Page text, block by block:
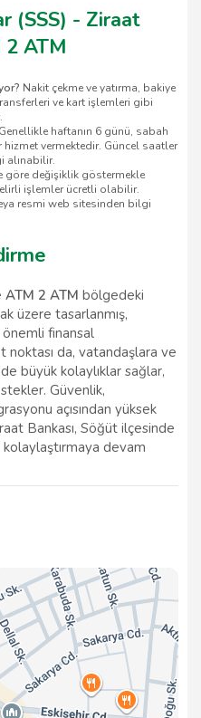
(SSS) - Ziraat
ATM
Nakit çekme ve yatırma, bakiye
ve kart işlemleri gibi
Genellikle haftanın 6 günü, sabah
vermektedir. Güncel saatler
alınabilir.
göre değişiklik göstermekle
işlemler ücretli olabilir.
resmi web sitesinden bilgi
ATM 2 ATM bölgedeki
üzere tasarlanmış,
önemli finansal
noktası da, vatandaşlara ve
büyük kolaylıklar sağlar,
Güvenlik,
açısından yüksek
Bankası, Söğüt ilçesinde
kolaylaştırmaya devam